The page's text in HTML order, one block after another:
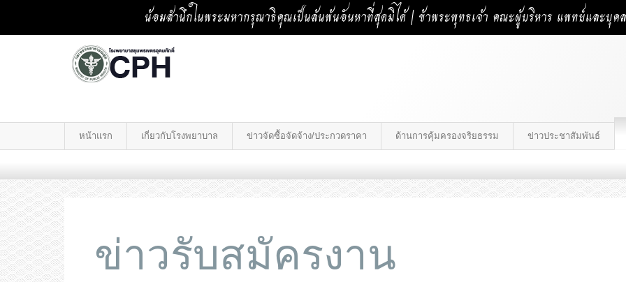
น้อมสำนึกในพระมหากรุณาธิคุณเป็นล้นพ้นอันหาที่สุดมิได้ | ข้าพระพุทธเจ้า คณะผู้บริหาร แพทย์และบุค
หน้าแรก เกี่ยวกับโรงพยาบาล ข่าวจัดซื้อจัดจ้าง/ประกวดราคา ด้านการคุ้มครองจริยธรรม ข่าวประชาสัมพันธ์
ข่าวรับสมัครงาน